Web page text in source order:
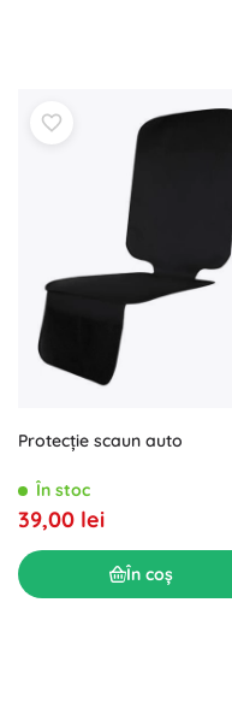
Protecție scaun auto
În stoc
39,00 lei
În coș